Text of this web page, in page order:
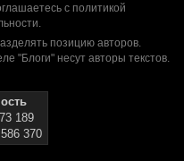
с политикой
.
позицию авторов.
"Блоги" несут авторы текстов.
189
370